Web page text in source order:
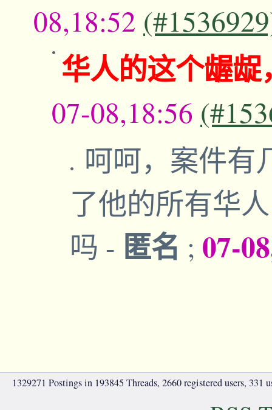
08,18:52
华人的这个龌
07-08,18:56
呵呵，案件有
了他的所有华
吗 - 匿名 ; 07-
1329271 Postings in 193845 Threads, 2660 registered users, 331